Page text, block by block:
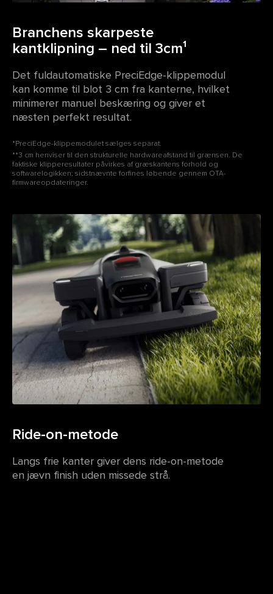
Branchens skarpeste
kantklipning – ned til 3cm¹
Det fuldautomatiske PreciEdge-klippemodul
kan komme til blot 3 cm fra kanterne, hvilket
minimerer manuel beskæring og giver et
næsten perfekt resultat.
*PreciEdge-klippemodulet sælges separat.
**3 cm henviser til den strukturelle hardwareafstand til grænsen. De
faktiske klipperesultater påvirkes af græskantens forhold og
softwarelogikken; sidstnævnte forfines løbende gennem OTA-
firmwareopdateringer.
Ride-on-metode
Langs frie kanter giver dens ride-on-metode
en jævn finish uden missede strå.